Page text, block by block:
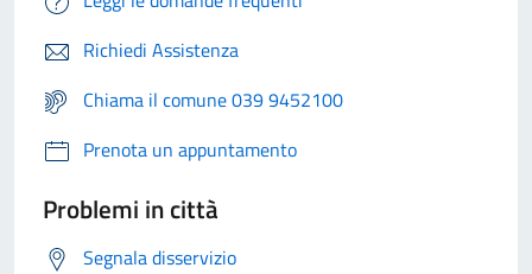
Richiedi Assistenza
Chiama il comune 039 9452100
Prenota un appuntamento
Problemi in città
Segnala disservizio